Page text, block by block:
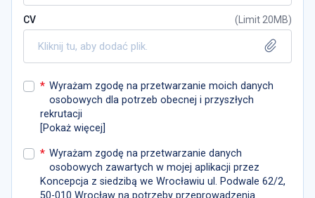
CV ( Limit 20MB)
Kliknij tu, aby dodać plik.
* Wyrażam zgodę na przetwarzanie moich danych
osobowych dla potrzeb obecnej i przyszłych
rekrutacji
[Pokaż więcej]
* Wyrażam zgodę na przetwarzanie danych
osobowych zawartych w mojej aplikacji przez
Koncepcja z siedzibą we Wrocławiu ul. Podwale 62/2,
50-010 Wrocław na potrzeby przeprowadzenia